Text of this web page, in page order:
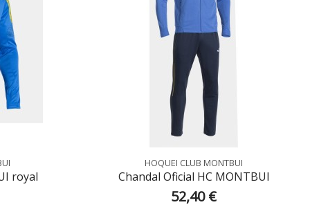
royal
HOQUEI CLUB MONTBUI
Chandal Oficial HC MONTBUI
52,40 €